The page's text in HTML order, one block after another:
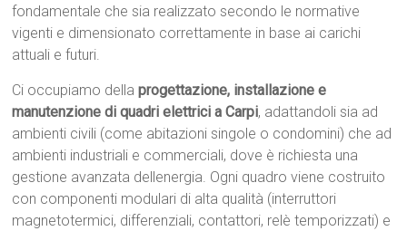
fondamentale che sia realizzato secondo le normative
vigenti e dimensionato correttamente in base ai carichi
attuali e futuri.
Ci occupiamo dellaprogettazione, installazione e
manutenzione di quadri elettrici a Carpi, adattandoli sia ad
ambienti civili (come abitazioni singole o condomini) che ad
ambienti industriali e commerciali, dove è richiesta una
gestione avanzata dellenergia. Ogni quadro viene costruito
con componenti modulari di alta qualità (interruttori
magnetotermici, differenziali, contattori, relè temporizzati) e